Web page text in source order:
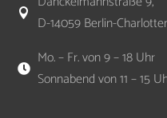

D-14059 Berlin-

Mo. – Fr. von 9 – 18 Uhr
Sonnabend von 11 – 15